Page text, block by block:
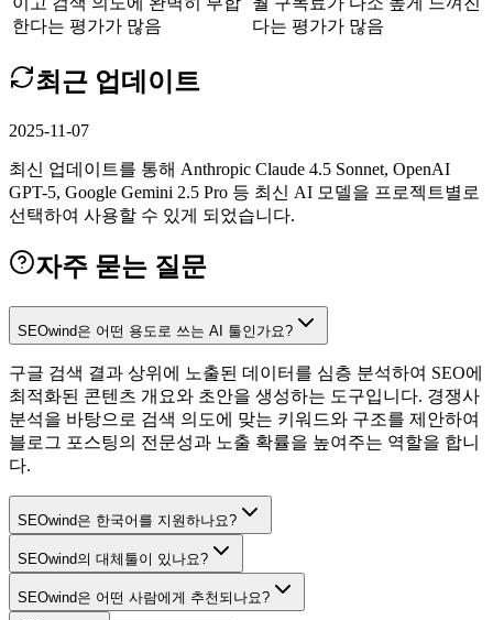
한다는 평가가 많음
다는 평가가 많음
최근 업데이트
2025-11-07
최신 업데이트를 통해 Anthropic Claude 4.5 Sonnet, OpenAI
GPT-5, Google Gemini 2.5 Pro 등 최신 AI 모델을 프로젝트별로
선택하여 사용할 수 있게 되었습니다.
자주 묻는 질문
SEOwind은 어떤 용도로 쓰는 AI 툴인가요?
구글 검색 결과 상위에 노출된 데이터를 심층 분석하여 SEO에
최적화된 콘텐츠 개요와 초안을 생성하는 도구입니다. 경쟁사
분석을 바탕으로 검색 의도에 맞는 키워드와 구조를 제안하여
블로그 포스팅의 전문성과 노출 확률을 높여주는 역할을 합니
다.
SEOwind은 한국어를 지원하나요?
SEOwind의 대체툴이 있나요?
SEOwind은 어떤 사람에게 추천되나요?